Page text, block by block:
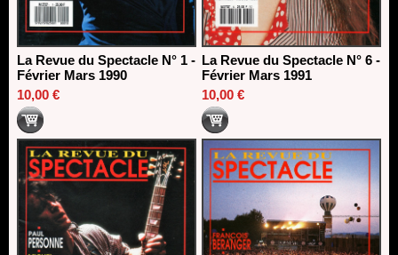
La Revue du Spectacle N° 1 -
Février Mars 1990
10,00 €
La Revue du Spectacle N° 6 -
Février Mars 1991
10,00 €